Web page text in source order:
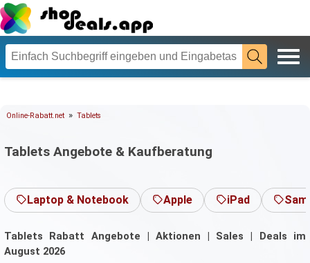
Online-Rabatt.net » Tablets
Tablets Angebote & Kaufberatung
Laptop & Notebook Apple iPad
Tablets Rabatt Angebote | Aktionen | Sales | Deals im
August 2026